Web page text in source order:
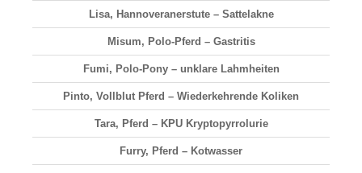
Lisa, Hannoveranerstute – Sattelakne
Misum, Polo-Pferd – Gastritis
Fumi, Polo-Pony – unklare Lahmheiten
Pinto, Vollblut Pferd – Wiederkehrende Koliken
Tara, Pferd – KPU Kryptopyrrolurie
Furry, Pferd – Kotwasser